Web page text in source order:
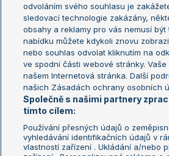
Turnaj
Turnaj
Aktualní trendy
Fotbalové přestupy
Livesport Daily
LS Prague Open
Podmínky užití Nastavení
odvoláním svého souhlasu je
sledovací technologie zakázány,
obsahy a reklamy pro vás nemusí být
nabídku můžete kdykoli znovu
nebo souhlas odvolat kliknutím na
ve spodní části webové stránky.
našem Internetová stránka. Další
našich Zásadách ochrany osobních
Společně s našimi partnery
tímto cílem:
Používání přesných údajů o
vyhledávání identifikačních údajů v
vlastností zařízení . Ukládání a/nebo